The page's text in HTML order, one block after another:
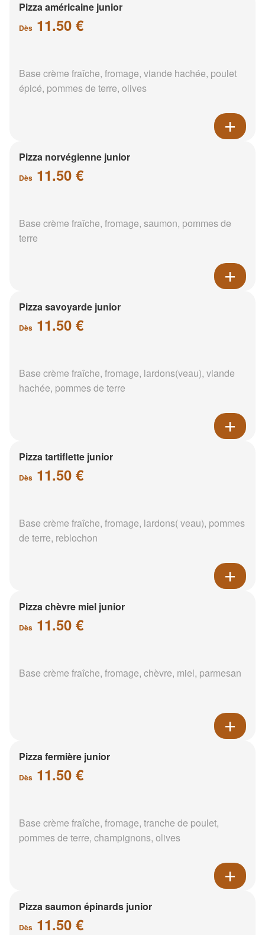
Pizza américaine junior
Dès 11.50 €
Base crème fraîche, fromage, viande hachée, poulet
épicé, pommes de terre, olives
Pizza norvégienne junior
Dès 11.50 €
Base crème fraîche, fromage, saumon, pommes de
terre
Pizza savoyarde junior
Dès 11.50 €
Base crème fraîche, fromage, lardons(veau), viande
hachée, pommes de terre
Pizza tartiflette junior
Dès 11.50 €
Base crème fraîche, fromage, lardons( veau), pommes
de terre, reblochon
Pizza chèvre miel junior
Dès 11.50 €
Base crème fraîche, fromage, chèvre, miel, parmesan
Pizza fermière junior
Dès 11.50 €
Base crème fraîche, fromage, tranche de poulet,
pommes de terre, champignons, olives
Pizza saumon épinards junior
Dès 11.50 €